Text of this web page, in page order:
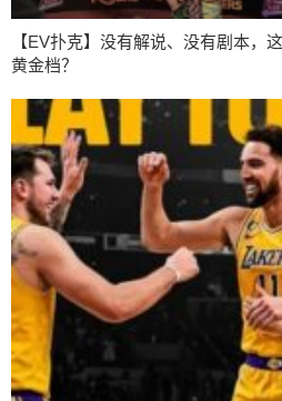
【EV扑克】没有解说、没有剧本，
黄金档？